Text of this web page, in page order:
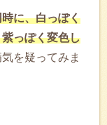
に、白っぽく
っぽく変色し
を疑ってみま